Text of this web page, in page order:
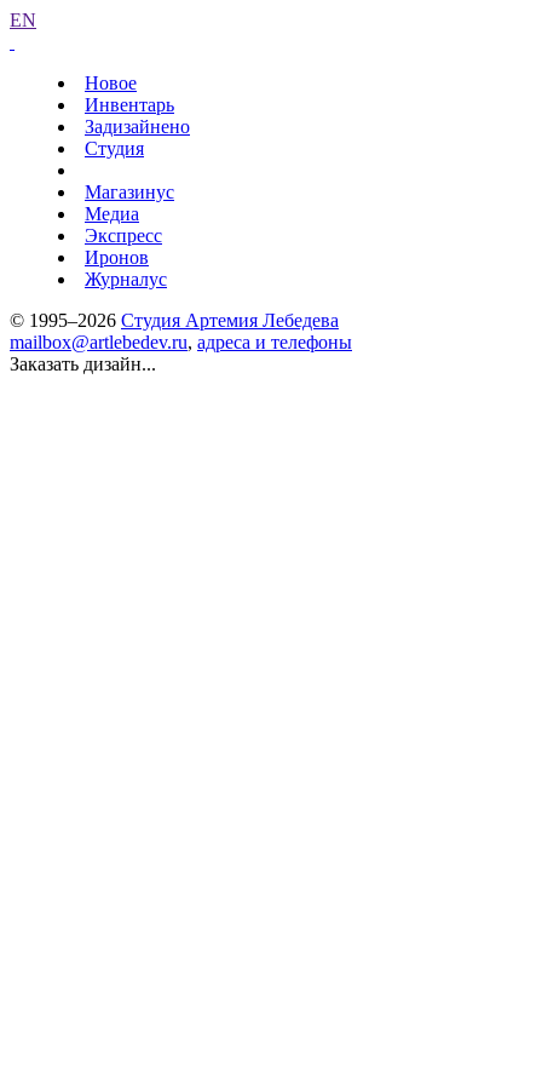
EN
Новое
Инвентарь
Задизайнено
Студия
Магазинус
Медиа
Экспресс
Иронов
Журналус
© 1995–2026 Студия Артемия Лебедева
mailbox@artlebedev.ru, адреса и телефоны
Заказать дизайн...